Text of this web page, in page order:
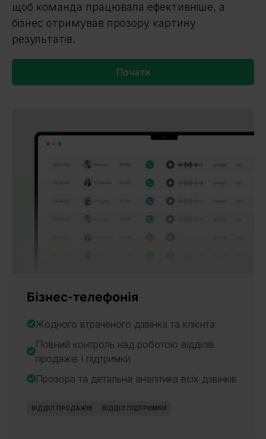
щоб команда працювала ефективніше, а
бізнес отримував прозору картину
результатів.
Почати
Бізнес-телефонія
Жодного втраченого дзвінка та клієнта
Повний контроль над роботою відділів
продажів і підтримки
Прозора та детальна аналітика всіх дзвінків
ВІДДІЛ ПРОДАЖІВ ВІДДІЛ ПІДТРИМКИ